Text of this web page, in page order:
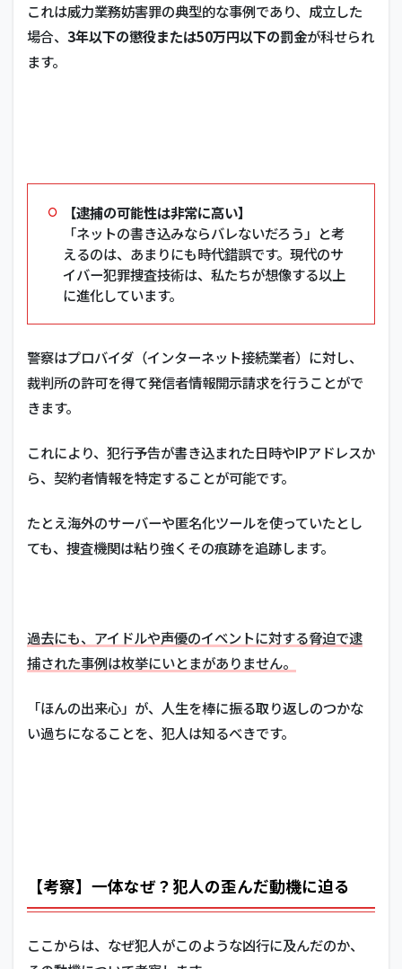
これは威力業務妨害罪の典型的な事例であり、成立した
場合、 3年以下の懲役または50万円以下の罰金が科せられ
ます。
【逮捕の可能性は非常に高い】
「ネットの書き込みならバレないだろう」と考
えるのは、あまりにも時代錯誤です。現代のサ
イバー犯罪捜査技術は、私たちが想像する以上
に進化しています。
警察はプロバイダ（インターネット接続業者）に対し、
裁判所の許可を得て発信者情報開示請求を行うことがで
きます。
これにより、犯行予告が書き込まれた日時やIPアドレスか
ら、契約者情報を特定することが可能です。
たとえ海外のサーバーや匿名化ツールを使っていたとし
ても、捜査機関は粘り強くその痕跡を追跡します。
過去にも、アイドルや声優のイベントに対する脅迫で逮
捕された事例は枚挙にいとまがありません。
「ほんの出来心」が、人生を棒に振る取り返しのつかな
い過ちになることを、犯人は知るべきです。
【考察】一体なぜ？犯人の歪んだ動機に迫る
ここからは、なぜ犯人がこのような凶行に及んだのか、